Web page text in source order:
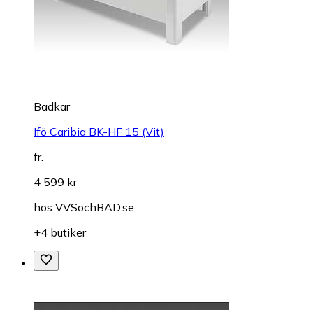
Badkar
Ifö Caribia BK-HF 15 (Vit)
fr.
4 599 kr
hos VVSochBAD.se
+4 butiker